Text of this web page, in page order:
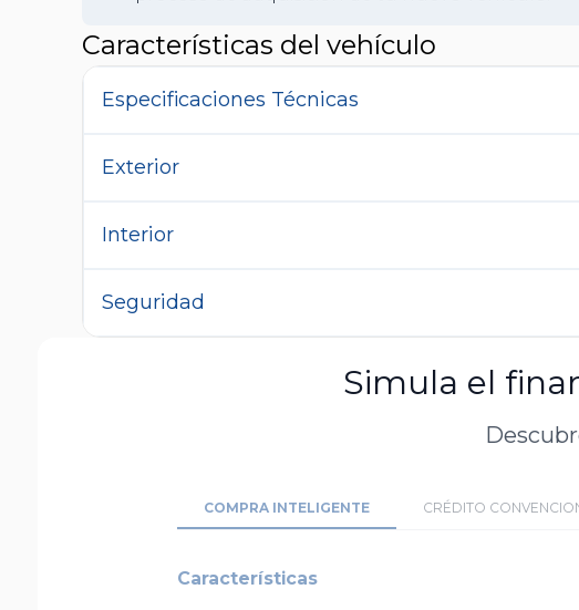
Características del vehículo
Especificaciones Técnicas
Exterior
Interior
Seguridad
Simula el
COMPRA INTELIGENTE CRÉDITO
Características